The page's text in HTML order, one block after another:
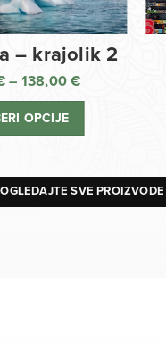
– krajolik 2
– 138,00€
138,00 €
OPCIJE
SVE